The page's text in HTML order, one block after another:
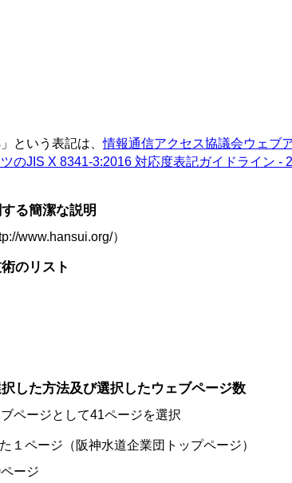
という表記は、情報通信アクセス協議会ウェブ
のJIS X 8341-3:2016 対応度表記ガイドライン -
る簡潔な説明
www.hansui.org/）
のリスト
した方法及び選択したウェブページ数
ページとして41ページを選択
１ページ（阪神水道企業団トップページ）
ージ